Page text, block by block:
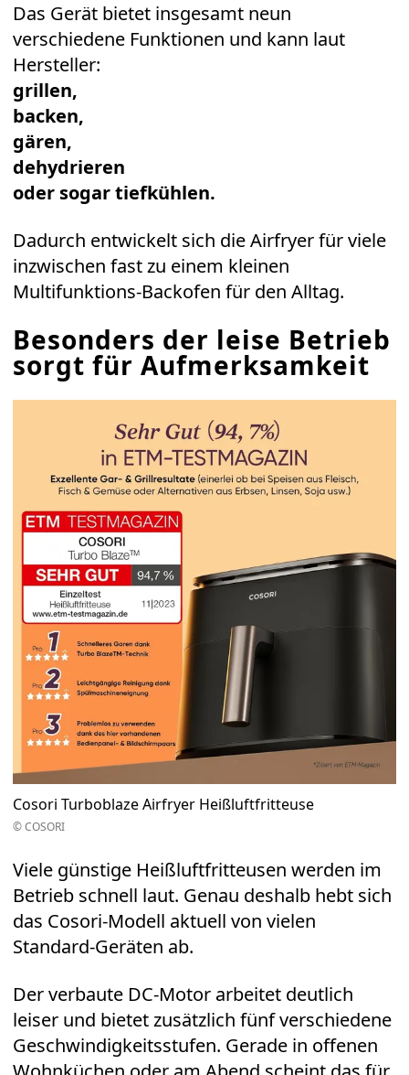
Das Gerät bietet insgesamt neun
verschiedene Funktionen und kann laut
Hersteller:
grillen,
backen,
gären,
dehydrieren
oder sogar tiefkühlen.
Dadurch entwickelt sich die Airfryer für viele
inzwischen fast zu einem kleinen
Multifunktions-Backofen für den Alltag.
Besonders der leise Betrieb
sorgt für Aufmerksamkeit
Cosori Turboblaze Airfryer Heißluftfritteuse
© COSORI
Viele günstige Heißluftfritteusen werden im
Betrieb schnell laut. Genau deshalb hebt sich
das Cosori-Modell aktuell von vielen
Standard-Geräten ab.
Der verbaute DC-Motor arbeitet deutlich
leiser und bietet zusätzlich fünf verschiedene
Geschwindigkeitsstufen. Gerade in offenen